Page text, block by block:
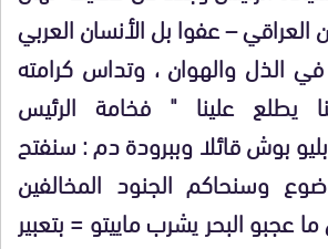
العراقي – عفوا بل الأنسان العربي
الذل والهوان ، وتداس كرامته
يطلع علينا " فخامة الرئيس
بوش قائلا وببرودة دم : سنفتح
وسنحاكم الجنود المخالفين
عجبو البحر يشرب ماييتو = بتعبير